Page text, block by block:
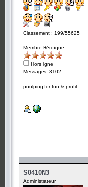
Classement : 199/55625
Membre Héroïque
Hors ligne
Messages: 3102
poulping for fun & profit
S0410N3
Administrateur